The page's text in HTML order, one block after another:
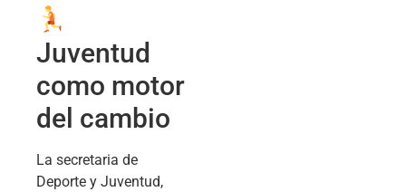
Juventud
como motor
del cambio
La secretaria de
Deporte y Juventud,